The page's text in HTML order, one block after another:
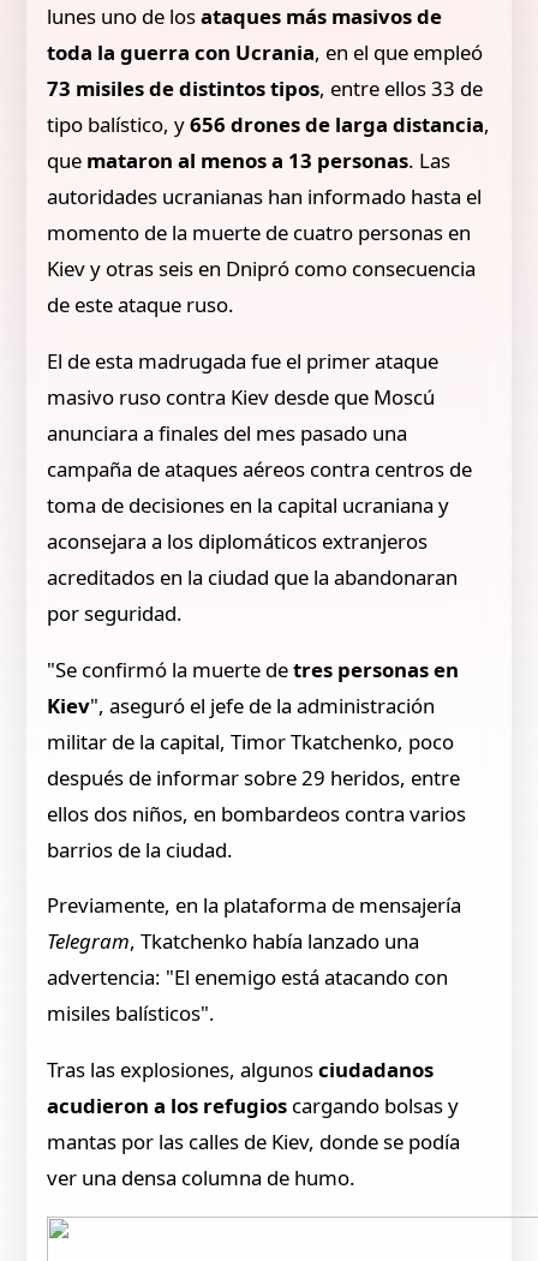
lunes uno de losataques más masivos de
toda la guerra con Ucrania, en el que empleó
73 misiles de distintos tipos, entre ellos 33 de
tipo balístico, y656 drones de larga distancia,
que mataron al menos a 13 personas. Las
autoridades ucranianas han informado hasta el
momento de la muerte de cuatro personas en
Kiev y otras seis en Dnipró como consecuencia
de este ataque ruso.
El de esta madrugada fue el primer ataque
masivo ruso contra Kiev desde que Moscú
anunciara a finales del mes pasado una
campaña de ataques aéreos contra centros de
toma de decisiones en la capital ucraniana y
aconsejara a los diplomáticos extranjeros
acreditados en la ciudad que la abandonaran
por seguridad.
"Se confirmó la muerte detres personas en
Kiev", aseguró el jefe de la administración
militar de la capital, Timor Tkatchenko, poco
después de informar sobre 29 heridos, entre
ellos dos niños, en bombardeos contra varios
barrios de la ciudad.
Previamente, en la plataforma de mensajería
Telegram, Tkatchenko había lanzado una
advertencia: "El enemigo está atacando con
misiles balísticos".
Tras las explosiones, algunosciudadanos
acudieron a los refugios cargando bolsas y
mantas por las calles de Kiev, donde se podía
ver una densa columna de humo.